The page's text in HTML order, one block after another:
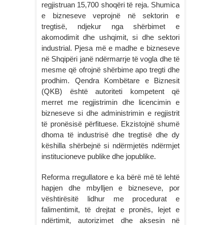
regjistruan 15,700 shoqëri të reja. Shumica
e bizneseve veprojnë në sektorin e
tregtisë, ndjekur nga shërbimet e
akomodimit dhe ushqimit, si dhe sektori
industrial. Pjesa më e madhe e bizneseve
në Shqipëri janë ndërmarrje të vogla dhe të
mesme që ofrojnë shërbime apo tregti dhe
prodhim. Qendra Kombëtare e Biznesit
(QKB) është autoriteti kompetent që
merret me regjistrimin dhe licencimin e
bizneseve si dhe administrimin e regjistrit
të pronësisë përfituese. Ekzistojnë shumë
dhoma të industrisë dhe tregtisë dhe dy
këshilla shërbejnë si ndërmjetës ndërmjet
institucioneve publike dhe jopublike.
Reforma rregullatore e ka bërë më të lehtë
hapjen dhe mbylljen e bizneseve, por
vështirësitë lidhur me procedurat e
falimentimit, të drejtat e pronës, lejet e
ndërtimit, autorizimet dhe aksesin në